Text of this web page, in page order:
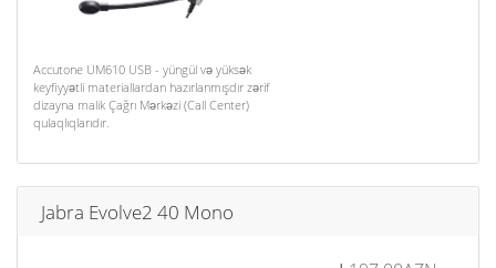
Accutone UM610 USB - yüngül və yüksək
keyfiyyətli materiallardan hazırlanmışdır zərif
dizayna malik Çağrı Mərkəzi (Call Center)
qulaqlıqlarıdır.
Jabra Evolve2 40 Mono